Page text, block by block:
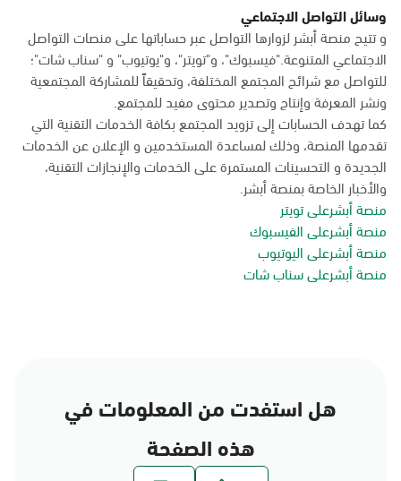
وسائل التواصل الاجتماعي
و تتيح منصة أبشر لزوارها التواصل عبر حساباتها على منصات التواصل
الاجتماعي المتنوعة."فيسبوك"، و"تويتر"، و"يوتيوب" و "سناب شات"؛
للتواصل مع شرائح المجتمع المختلفة، وتحقيقاً للمشاركة المجتمعية
ونشر المعرفة وإنتاج وتصدير محتوى مفيد للمجتمع.
كما تهدف الحسابات إلى تزويد المجتمع بكافة الخدمات التقنية التي
تقدمها المنصة، وذلك لمساعدة المستخدمين و الإعلان عن الخدمات
الجديدة و التحسينات المستمرة على الخدمات والإنجازات التقنية،
والأخبار الخاصة بمنصة أبشر.
منصة أبشرعلى تويتر
منصة أبشرعلى الفيسبوك
منصة أبشرعلى اليوتيوب
منصة أبشرعلى سناب شات
هل استفدت من المعلومات في
هذه الصفحة